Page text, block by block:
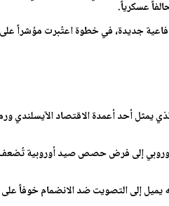
عسكرياً.
جديدة، في خطوة اعتُبرت مؤشراً
يمثل أحد أعمدة الاقتصاد الآيسلندي
إلى فرض حصص صيد أوروبية
يميل إلى التصويت ضد الانضمام خوفاً